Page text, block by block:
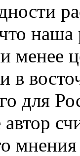
наша
менее
в
для
мнения